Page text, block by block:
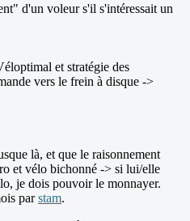
d'un voleur s'il s'intéressait un
et stratégie des
vers le frein à disque ->
là, et que le raisonnement
et vélo bichonné -> si lui/elle
je dois pouvoir le monnayer.
parstam.